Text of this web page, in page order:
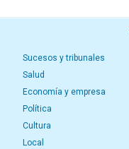
Sucesos y tribunales
Salud
Economía y empresa
Política
Cultura
Local